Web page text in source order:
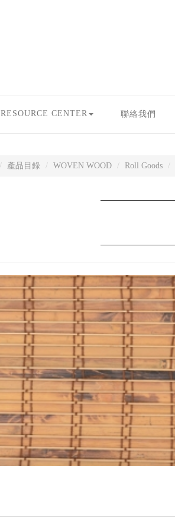
RESOURCE CENTER 聯絡我們
產品目錄 WOVEN WOOD Roll Goods